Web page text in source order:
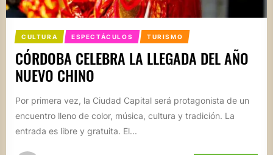
CULTURA ESPECTÁCULOS TURISMO
CÓRDOBA CELEBRA LA LLEGADA DEL AÑO
NUEVO CHINO
Por primera vez, la Ciudad Capital será protagonista de un
encuentro lleno de color, música, cultura y tradición. La
entrada es libre y gratuita. El...